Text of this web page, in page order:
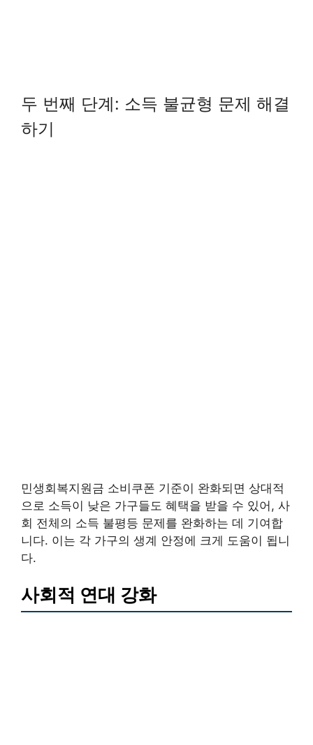
두 번째 단계: 소득 불균형 문제 해결
하기
민생회복지원금 소비쿠폰 기준이 완화되면 상대적
으로 소득이 낮은 가구들도 혜택을 받을 수 있어, 사
회 전체의 소득 불평등 문제를 완화하는 데 기여합
니다. 이는 각 가구의 생계 안정에 크게 도움이 됩니
다.
사회적 연대 강화